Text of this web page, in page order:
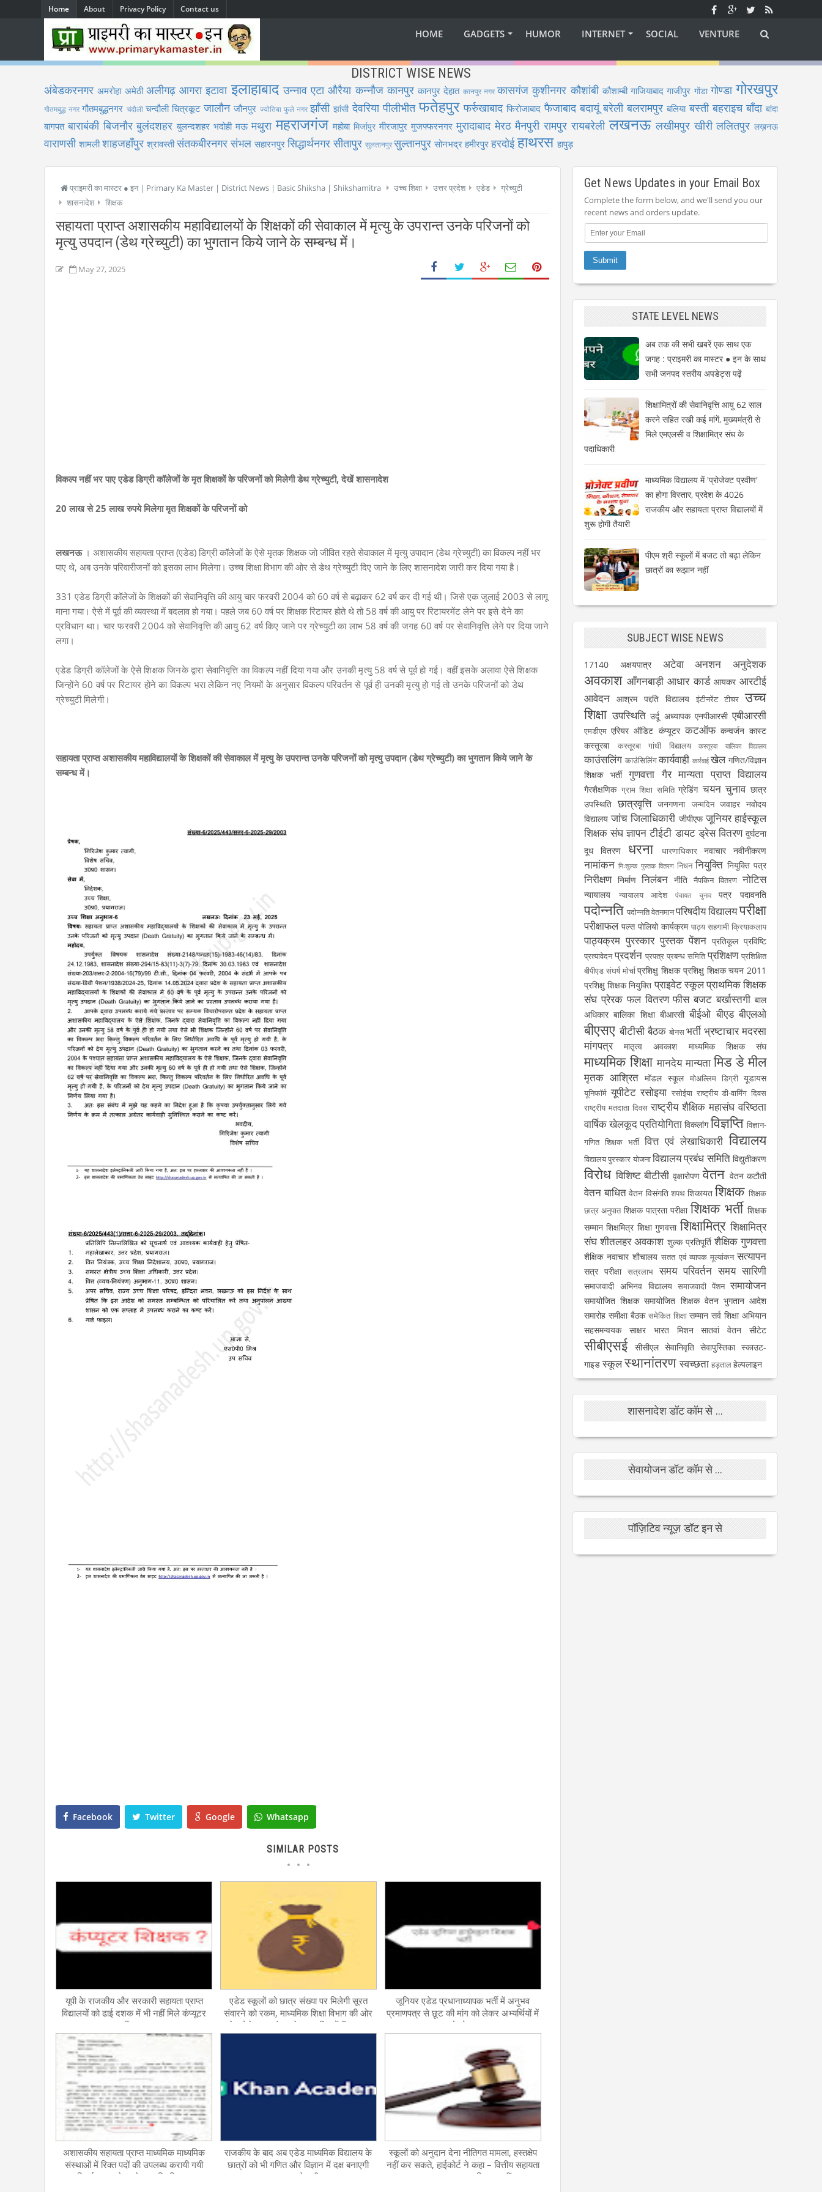
Home About Privacy Policy Contact us
HOME GADGETS HUMOR INTERNET SOCIAL VENTURE
DISTRICT WISE NEWS
अंबेडकरनगर अमरोहा अमेठी अलीगढ़ आगरा इटावा इलाहाबाद उन्नाव एटा औरैया कन्नौज कानपुर कानपुर देहात कानपुर नगर कासगंज कुशीनगर कौशांबी कौशाम्बी गाजियाबाद गाजीपुर गोंडा गोण्डा गोरखपुर
गौतमबुद्ध नगर गौतमबुद्धनगर चंदौली चन्दौली चित्रकूट जालौन जौनपुर ज्योतिबा फुले नगर झाँसी झांसी देवरिया पीलीभीत फतेहपुर फर्रुखाबाद फिरोजाबाद फैजाबाद बदायूं बरेली बलरामपुर बलिया बस्ती बहराइच बाँदा बांदा
बागपत बाराबंकी बिजनौर बुलंदशहर बुलन्दशहर भदोही मऊ मथुरा महराजगंज महोबा मिर्जापुर मीरजापुर मुजफ्फरनगर मुरादाबाद मेरठ मैनपुरी रामपुर रायबरेली लखनऊ लखीमपुर खीरी ललितपुर लख़नऊ
वाराणसी शामली शाहजहाँपुर श्रावस्ती संतकबीरनगर संभल सहारनपुर सिद्धार्थनगर सीतापुर सुलतानपुरसुल्तानपुर सोनभद्र हमीरपुर हरदोई हाथरस हापुड़
प्राइमरी का मास्टर ● इन | Primary Ka Master | District News | Basic Shiksha | Shikshamitra उच्च शिक्षा उत्तर प्रदेश एडेड
ग्रेच्युटी
शासनादेश
शिक्षक
सहायता प्राप्त अशासकीय महाविद्यालयों के शिक्षकों की सेवाकाल में मृत्यु के उपरान्त उनके परिजनों को
मृत्यु उपदान (डेथ ग्रेच्युटी) का भुगतान किये जाने के सम्बन्ध में।
May 27, 2025
विकल्प नहीं भर पाए एडेड डिग्री कॉलेजों के मृत शिक्षकों के परिजनों को मिलेगी डेथ ग्रेच्युटी, देखें शासनादेश
20 लाख से 25 लाख रुपये मिलेगा मृत शिक्षकों के परिजनों को
लखनऊ। अशासकीय सहायता प्राप्त (एडेड) डिग्री कॉलेजों के ऐसे मृतक शिक्षक जो जीवित रहते सेवाकाल में मृत्यु उपादान (डेथ ग्रेच्युटी) का विकल्प नहीं भर
पाए थे, अब उनके परिवारीजनों को इसका लाभ मिलेगा। उच्च शिक्षा विभाग की ओर से डेथ ग्रेच्युटी दिए जाने के लिए शासनादेश जारी कर दिया गया है।
331 एडेड डिग्री कॉलेजों के शिक्षकों की सेवानिवृत्ति की आयु चार फरवरी 2004 को 60 वर्ष से बढ़ाकर 62 वर्ष कर दी गई थी। जिसे एक जुलाई 2003 से लागू
माना गया। ऐसे में पूर्व की व्यवस्था में बदलाव हो गया। पहले जब 60 वर्ष पर शिक्षक रिटायर होते थे तो 58 वर्ष की आयु पर रिटायरमेंट लेने पर इसे देने का
प्रविधान था। चार फरवरी 2004 को सेवानिवृत्ति की आयु 62 वर्ष किए जाने पर ग्रेच्युटी का लाभ 58 वर्ष की जगह 60 वर्ष पर सेवानिवृत्ति लेने पर दिया जाने
लगा।
एडेड डिग्री कॉलेजों के ऐसे शिक्षक जिनके द्वारा सेवानिवृत्ति का विकल्प नहीं दिया गया और उनकी मृत्यु 58 वर्ष से पूर्व हो गई। वहीं इसके अलावा ऐसे शिक्षक
जिन्होंने 60 वर्ष पर रिटायर होने का विकल्प भरा लेकिन नए नियमों के अनुसार विकल्प परिवर्तन से पूर्व ही उनकी मृत्यु हो गई तो उनके परिजनों को डेथ
ग्रेच्युटी मिलेगी।
सहायता प्राप्त अशासकीय महाविद्यालयों के शिक्षकों की सेवाकाल में मृत्यु के उपरान्त उनके परिजनों को मृत्यु उपदान (डेथ ग्रेच्युटी) का भुगतान किये जाने के
सम्बन्ध में।
Facebook Twitter Google Whatsapp
SIMILAR POSTS
यूपी के राजकीय और सरकारी सहायता प्राप्त
विद्यालयों को ढाई दशक में भी नहीं मिले कंप्यूटर
शिक्षक
एडेड स्कूलों को छात्र संख्या पर मिलेगी सूरत
संवारने को रकम, माध्यमिक शिक्षा विभाग की ओर
से प्रोजेक्ट अलंकार के तहत नियमों में बदलाव
किया
जूनियर एडेड प्रधानाध्यापक भर्ती में अनुभव
प्रमाणपत्र से छूट की मांग को लेकर अभ्यर्थियों में
बने दो गुट
अशासकीय सहायता प्राप्त माध्यमिक माध्यमिक
संस्थाओं में रिक्त पदों की उपलब्ध करायी गयी
त्रुटिपूर्ण सूचना के सापेक्ष त्रुटिरहित सूचना
राजकीय के बाद अब एडेड माध्यमिक विद्यालय के
छात्रों को भी गणित और विज्ञान में दक्ष बनाएगी
खान एकेडमी
स्कूलों को अनुदान देना नीतिगत मामला, हस्तक्षेप
नहीं कर सकते, हाईकोर्ट ने कहा – वित्तीय सहायता
प्राप्त करना मूल अधिकार नहीं
Get News Updates in your Email Box
Complete the form below, and we'll send you our
recent news and orders update.
STATE LEVEL NEWS
अब तक की सभी खबरें एक साथ एक
जगह : प्राइमरी का मास्टर ● इन के साथ
सभी जनपद स्तरीय अपडेट्स पढ़ें
शिक्षामित्रों की सेवानिवृत्ति आयु 62 साल
करने सहित रखी कई मांगें, मुख्यमंत्री से
मिले एमएलसी व शिक्षामित्र संघ के
पदाधिकारी
माध्यमिक विद्यालय में 'प्रोजेक्ट प्रवीण'
का होगा विस्तार, प्रदेश के 4026
राजकीय और सहायता प्राप्त विद्यालयों में
शुरू होगी तैयारी
पीएम श्री स्कूलों में बजट तो बढ़ा लेकिन
छात्रों का रूझान नहीं
SUBJECT WISE NEWS
17140 अक्षयपात्र अटेवा अनशन अनुदेशक
अवकाश आँगनबाड़ी आधार कार्ड आयकर आरटीई
आवेदन आश्रम पद्दति विद्यालय इंटीनरेंट टीचर उच्च
शिक्षा उपस्थिति उर्दू अध्यापक एनपीआरसी एबीआरसी
एमडीएम एरियर ऑडिट कंप्यूटर कटऑफ कन्वर्जन कास्ट
कस्तूरबा
कस्तूरबा गांधी विद्यालय कस्तूरबा बालिका विद्यालय
काउंसलिंग काउंसिलिंग कार्यवाही कार्रवाई खेल गणित/विज्ञान
शिक्षक भर्ती
गुणवत्ता गैर मान्यता प्राप्त विद्यालय
गैरशैक्षणिक ग्राम शिक्षा समिति ग्रेडिंग चयन चुनाव छात्र
उपस्थिति छात्रवृत्ति जनगणना जन्मदिन जवाहर नवोदय
विद्यालय जांच जिलाधिकारी जीपीएफ जूनियर हाईस्कूल
शिक्षक संघ ज्ञापन टीईटी डायट ड्रेस वितरण दुर्घटना
दूध वितरण
धरना धारणाधिकार नवाचार नवीनीकरण
नामांकन निःशुल्क पुस्तक वितरण निधन नियुक्ति नियुक्ति पत्र
निरीक्षण निर्माण निलंबन नीति नैपकिन वितरण नोटिस
न्यायालय न्यायालय आदेश पंचायत चुनाव पत्र पदावनति
पदोन्नति पदोन्नति वेतनमानपरिषदीय विद्यालयपरीक्षा
परीक्षाफल पल्स पोलियो कार्यक्रम पाठ्य सहगामी क्रियाकलाप
पाठ्यक्रम पुरस्कार पुस्तक पेंशन प्रतिकूल प्रविष्टि
प्रत्यावेदन प्रदर्शन प्रपत्र प्रबन्ध समिति प्रशिक्षण प्रशिक्षित
बीपीएड संघर्ष मोर्चा प्रशिक्षु शिक्षक प्रशिक्षु शिक्षक चयन 2011
प्रशिक्षु शिक्षक नियुक्ति प्राइवेट स्कूलप्राथमिक शिक्षक
संघ प्रेरक फल वितरण फीस बजट बर्खास्तगी बाल
अधिकार बालिका शिक्षा बीआरसी बीईओ बीएड बीएलओ
बीएसए बीटीसी बैठक बोनस भर्ती भ्रष्टाचार मदरसा
मांगपत्र
मातृत्व अवकाश माध्यमिक शिक्षक संघ
माध्यमिक शिक्षा मानदेय मान्यता मिड डे मील
मृतक आश्रित मॉडल स्कूल मोअल्लिम डिग्री यूडायस
यूनिफॉर्म यूपीटेट रसोइया रसोईया राष्ट्रीय डी-वार्मिंग दिवस
राष्ट्रीय मतदाता दिवस राष्ट्रीय शैक्षिक महासंघ वरिष्ठता
वार्षिक खेलकूद प्रतियोगिता विकलांग विज्ञप्ति विज्ञान-
गणित शिक्षक भर्ती वित्त एवं लेखाधिकारी विद्यालय
विद्यालय पुरस्कार योजनाविद्यालय प्रबंध समिति विद्युतीकरण
विरोध विशिष्ट बीटीसी वृक्षारोपण वेतन वेतन कटौती
वेतन बाधित वेतन विसंगति शपथ शिकायत शिक्षक शिक्षक
छात्र अनुपात शिक्षक पात्रता परीक्षा शिक्षक भर्ती शिक्षक
सम्मान शिक्षमित्र शिक्षा गुणवत्ता शिक्षामित्र शिक्षामित्र
संघ शीतलहर अवकाश शुल्क प्रतिपूर्ति शैक्षिक गुणवत्ता
शैक्षिक नवाचार शौचालय सतत एवं व्यापक मूल्यांकन सत्यापन
सत्र परीक्षा सत्रलाभ समय परिवर्तन समय सारिणी
समाजवादी अभिनव विद्यालय समाजवादी पेंशन समायोजन
समायोजित शिक्षक समायोजित शिक्षक वेतन भुगतान आदेश
समारोह समीक्षा बैठक समेकित शिक्षा सम्मान सर्व शिक्षा अभियान
सहसमन्वयक
साक्षर भारत मिशन सातवां वेतन सीटेट
सीबीएसई सीसीएल सेवानिवृति सेवापुस्तिका स्काउट-
गाइड स्कूलस्थानांतरण स्वच्छता हड़तालहेल्पलाइन
शासनादेश डॉट कॉम से ...
सेवायोजन डॉट कॉम से ...
पॉज़िटिव न्यूज़ डॉट इन से